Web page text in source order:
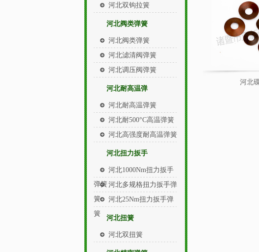
河北双钩拉簧
河北阀类弹簧
河北阀类弹簧
河北滤清阀弹簧
河北调压阀弹簧
河北耐高温弹
河北耐高温弹簧
河北耐500°C高温弹簧
河北高强度耐高温弹簧
河北扭力扳手
河北1000Nm扭力扳手
弹簧河北多规格扭力扳手弹
簧
河北25Nm扭力扳手弹
簧
河北扭簧
河北双扭簧
河北